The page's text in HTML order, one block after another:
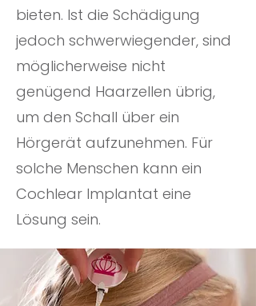
bieten. Ist die Schädigung
jedoch schwerwiegender, sind
möglicherweise nicht
genügend Haarzellen übrig,
um den Schall über ein
Hörgerät aufzunehmen. Für
solche Menschen kann ein
Cochlear Implantat eine
Lösung sein.